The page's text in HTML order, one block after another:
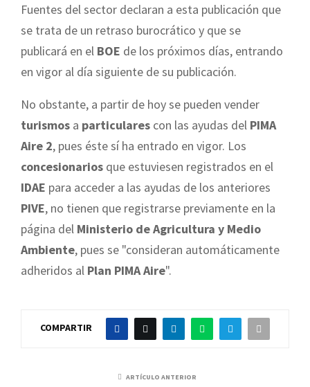
Fuentes del sector declaran a esta publicación que
se trata de un retraso burocrático y que se
publicará en el BOE de los próximos días, entrando
en vigor al día siguiente de su publicación.
No obstante, a partir de hoy se pueden vender
turismos a particulares con las ayudas del PIMA
Aire 2, pues éste sí ha entrado en vigor. Los
concesionarios que estuviesen registrados en el
IDAE para acceder a las ayudas de los anteriores
PIVE, no tienen que registrarse previamente en la
página del Ministerio de Agricultura y Medio
Ambiente, pues se "consideran automáticamente
adheridos al Plan PIMA Aire".
COMPARTIR
ARTÍCULO ANTERIOR